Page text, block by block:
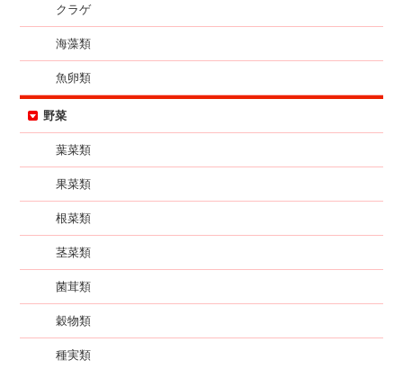
クラゲ
海藻類
魚卵類
野菜
葉菜類
果菜類
根菜類
茎菜類
菌茸類
穀物類
種実類